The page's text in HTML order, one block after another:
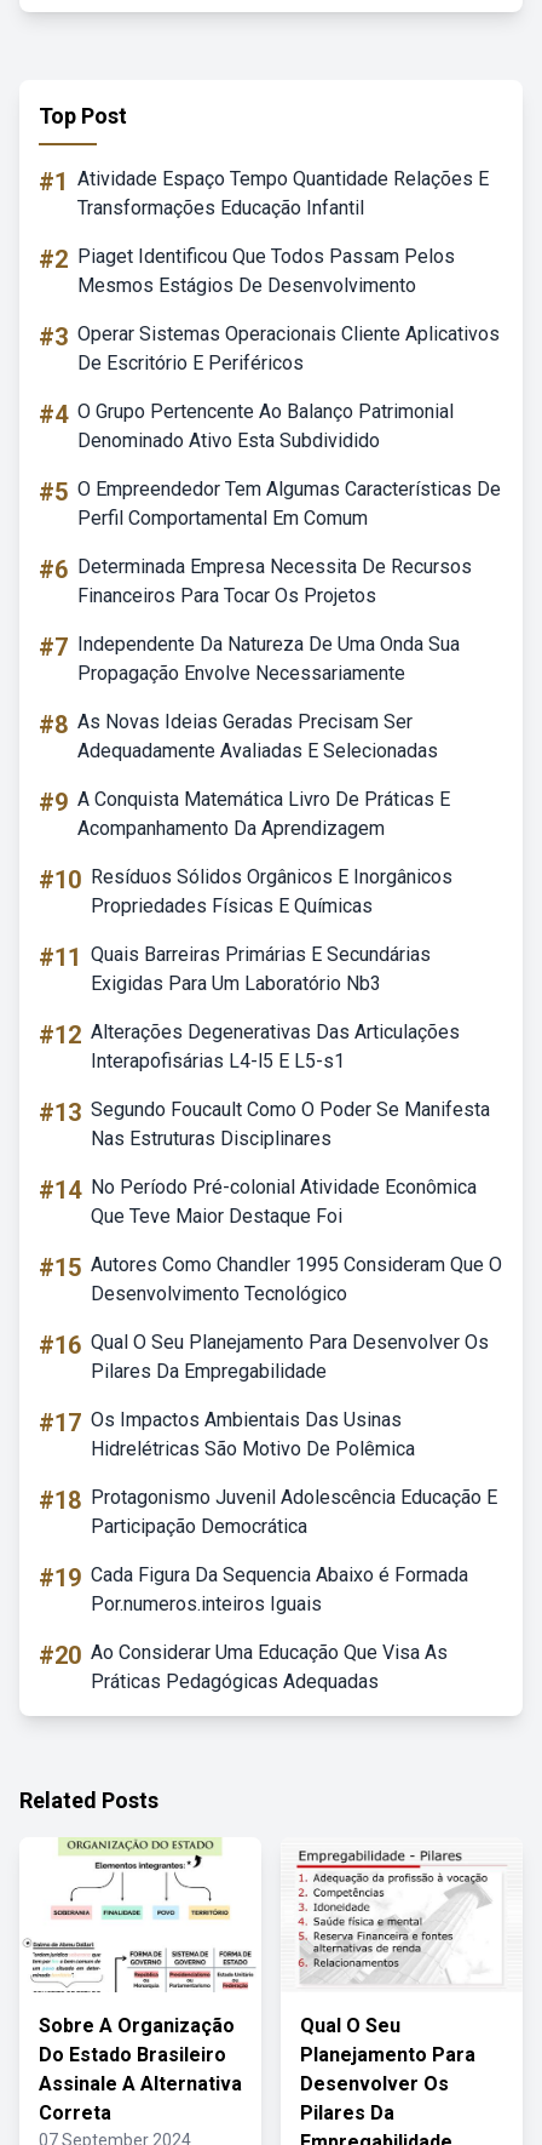
Top Post
#1 Atividade Espaço Tempo Quantidade Relações E
Transformações Educação Infantil
#2 Piaget Identificou Que Todos Passam Pelos
Mesmos Estágios De Desenvolvimento
#3 Operar Sistemas Operacionais Cliente Aplicativos
De Escritório E Periféricos
#4 O Grupo Pertencente Ao Balanço Patrimonial
Denominado Ativo Esta Subdividido
#5 O Empreendedor Tem Algumas Características De
Perfil Comportamental Em Comum
#6 Determinada Empresa Necessita De Recursos
Financeiros Para Tocar Os Projetos
#7 Independente Da Natureza De Uma Onda Sua
Propagação Envolve Necessariamente
#8 As Novas Ideias Geradas Precisam Ser
Adequadamente Avaliadas E Selecionadas
#9 A Conquista Matemática Livro De Práticas E
Acompanhamento Da Aprendizagem
#10 Resíduos Sólidos Orgânicos E Inorgânicos
Propriedades Físicas E Químicas
#11 Quais Barreiras Primárias E Secundárias
Exigidas Para Um Laboratório Nb3
#12 Alterações Degenerativas Das Articulações
Interapofisárias L4-l5 E L5-s1
#13 Segundo Foucault Como O Poder Se Manifesta
Nas Estruturas Disciplinares
#14 No Período Pré-colonial Atividade Econômica
Que Teve Maior Destaque Foi
#15 Autores Como Chandler 1995 Consideram Que O
Desenvolvimento Tecnológico
#16 Qual O Seu Planejamento Para Desenvolver Os
Pilares Da Empregabilidade
#17 Os Impactos Ambientais Das Usinas
Hidrelétricas São Motivo De Polêmica
#18 Protagonismo Juvenil Adolescência Educação E
Participação Democrática
#19 Cada Figura Da Sequencia Abaixo é Formada
Por.numeros.inteiros Iguais
#20 Ao Considerar Uma Educação Que Visa As
Práticas Pedagógicas Adequadas
Related Posts
Sobre A Organização
Do Estado Brasileiro
Assinale A Alternativa
Correta
07 September 2024
Qual O Seu
Planejamento Para
Desenvolver Os
Pilares Da